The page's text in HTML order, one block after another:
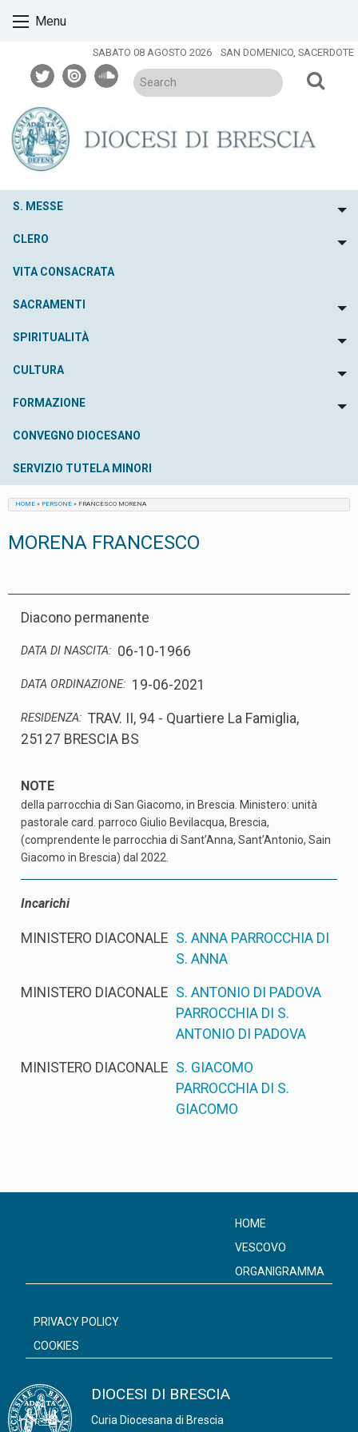
Menu
SABATO 08 AGOSTO 2026 SAN DOMENICO, SACERDOTE
twitterissuusoundcloud
S. MESSE
CLERO
VITA CONSACRATA
SACRAMENTI
SPIRITUALITÀ
CULTURA
FORMAZIONE
CONVEGNO DIOCESANO
SERVIZIO TUTELA MINORI
HOME » PERSONE » FRANCESCO MORENA
MORENA FRANCESCO
Diacono permanente
DATA DI NASCITA: 06-10-1966
DATA ORDINAZIONE: 19-06-2021
RESIDENZA: TRAV. II, 94 - Quartiere La Famiglia,
25127 BRESCIA BS
della parrocchia di San Giacomo, in Brescia. Ministero: unità
pastorale card. parroco Giulio Bevilacqua, Brescia,
(comprendente le parrocchia di Sant’Anna, Sant’Antonio, Sain
Giacomo in Brescia) dal 2022.
Incarichi
MINISTERO DIACONALE S. ANNA PARROCCHIA DI
S. ANNA
MINISTERO DIACONALE S. ANTONIO DI PADOVA
PARROCCHIA DI S.
ANTONIO DI PADOVA
MINISTERO DIACONALE S. GIACOMO
PARROCCHIA DI S.
GIACOMO
DIOCESI DI BRESCIA
Curia Diocesana di Brescia
HOME
VESCOVO
ORGANIGRAMMA
PRIVACY POLICY
COOKIES